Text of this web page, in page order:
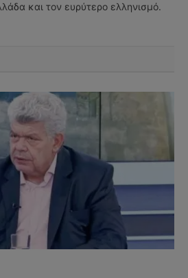
και τον ευρύτερο ελληνισμό.